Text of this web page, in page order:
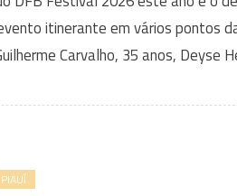
itinerante em vários pontos
Carvalho, 35 anos, Deyse
PIAUÍ